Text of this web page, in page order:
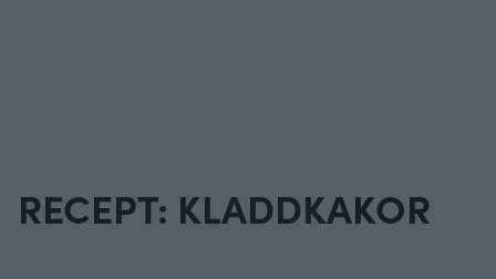
RECEPT: KLADDKAKOR